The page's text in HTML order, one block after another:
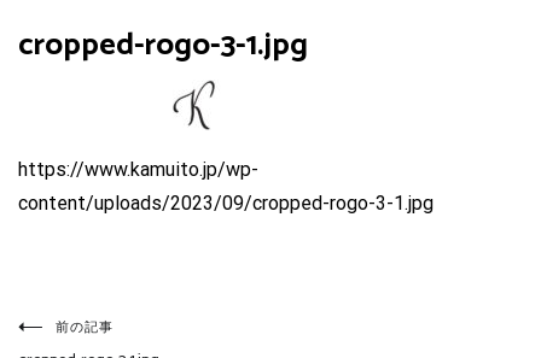
cropped-rogo-3-1.jpg
https://www.kamuito.jp/wp-
content/uploads/2023/09/cropped-rogo-3-1.jpg
投前の記事